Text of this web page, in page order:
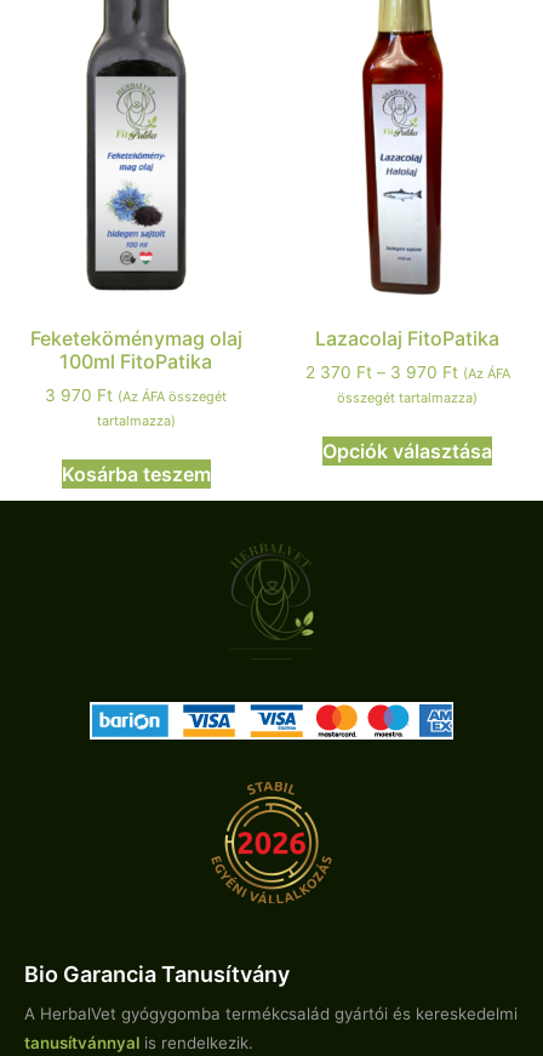
Feketeköménymag olaj
100ml FitoPatika
3 970 Ft (Az ÁFA összegét
tartalmazza)
Kosárba teszem
Lazacolaj FitoPatika
2 370 Ft – 3 970 Ft (Az ÁFA
összegét tartalmazza)
Opciók választása
Bio Garancia Tanusítvány
A HerbalVet gyógygomba termékcsalád gyártói és kereskedelmi
tanusítvánnyal is rendelkezik.